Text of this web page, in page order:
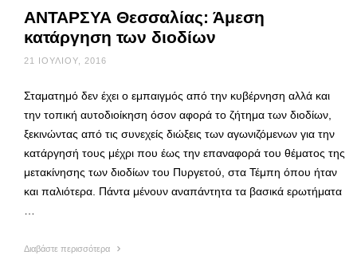
ΑΝΤΑΡΣΥΑ Θεσσαλίας: Άμεση
κατάργηση των διοδίων
21 ΙΟΥΛΊΟΥ, 2016
Σταματημό δεν έχει ο εμπαιγμός από την κυβέρνηση αλλά και
την τοπική αυτοδιοίκηση όσον αφορά το ζήτημα των διοδίων,
ξεκινώντας από τις συνεχείς διώξεις των αγωνιζόμενων για την
κατάργησή τους μέχρι που έως την επαναφορά του θέματος της
μετακίνησης των διοδίων του Πυργετού, στα Τέμπη όπου ήταν
και παλιότερα. Πάντα μένουν αναπάντητα τα βασικά ερωτήματα
Διαβάστε περισσότερα